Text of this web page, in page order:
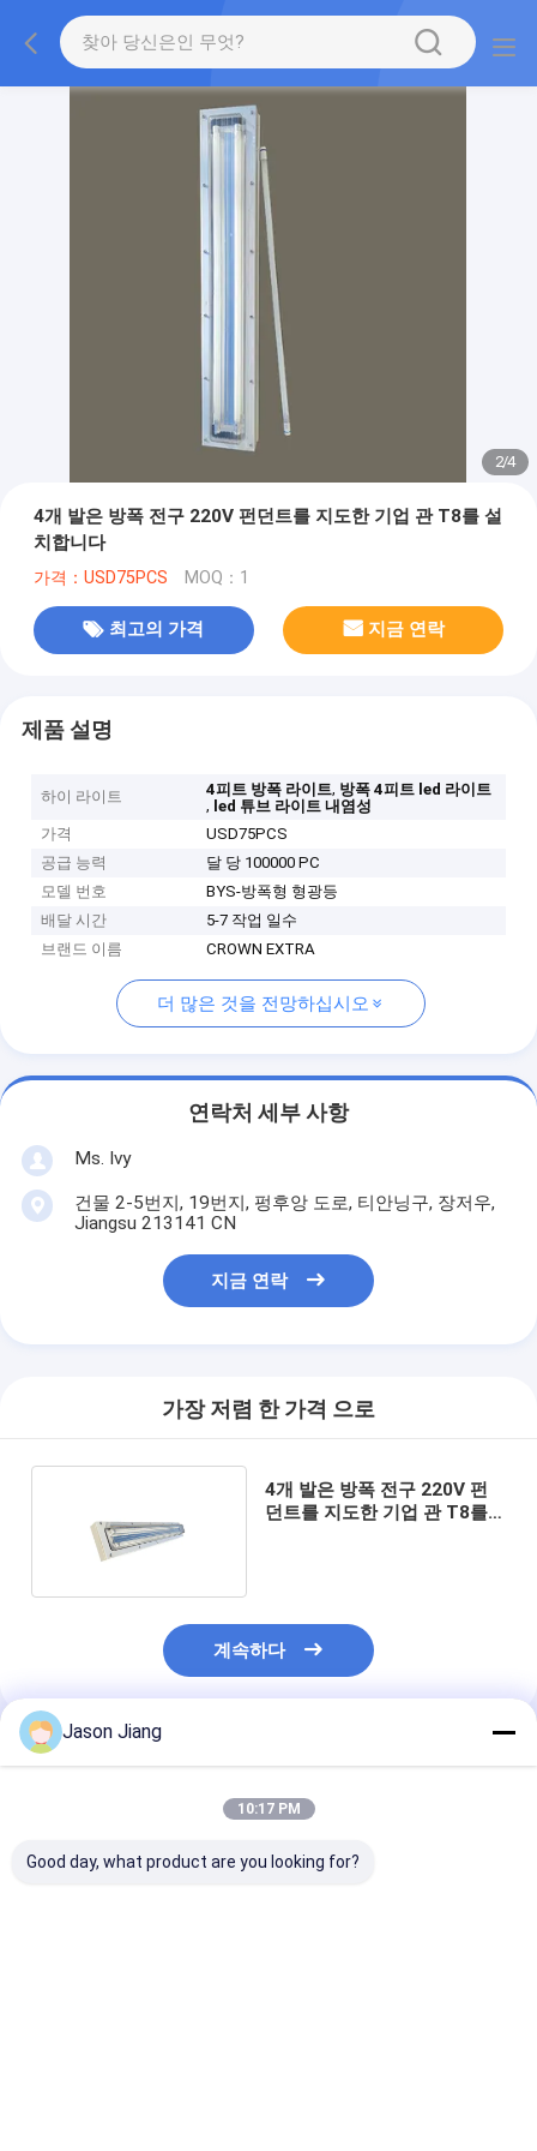
2/4
4개 발은 방폭 전구 220V 펀던트를 지도한 기업 관 T8를 설
치합니다
가격：USD75PCS MOQ：1
최고의 가격 지금 연락
제품 설명
하이 라이트 4피트 방폭 라이트, 방폭 4피트 led 라이트
, led 튜브 라이트 내염성
가격
USD75PCS
공급 능력
달 당 100000 PC
모델 번호
BYS-방폭형 형광등
배달 시간
5-7 작업 일수
브랜드 이름
CROWN EXTRA
더 많은 것을 전망하십시오
연락처 세부 사항
Ms. Ivy
건물 2-5번지, 19번지, 펑후앙 도로, 티안닝구, 장저우,
Jiangsu 213141 CN
지금 연락
가장 저렴 한 가격 으로
4개 발은 방폭 전구 220V 펀
던트를 지도한 기업 관 T8를
계속하다
추천된 제품
Jason Jiang
10:17 PM
Good day, what product are you looking for?